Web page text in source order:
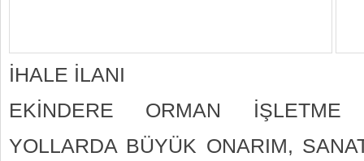
İHALE İLANI
EKİNDERE ORMAN İŞLETME
YOLLARDA BÜYÜK ONARIM,